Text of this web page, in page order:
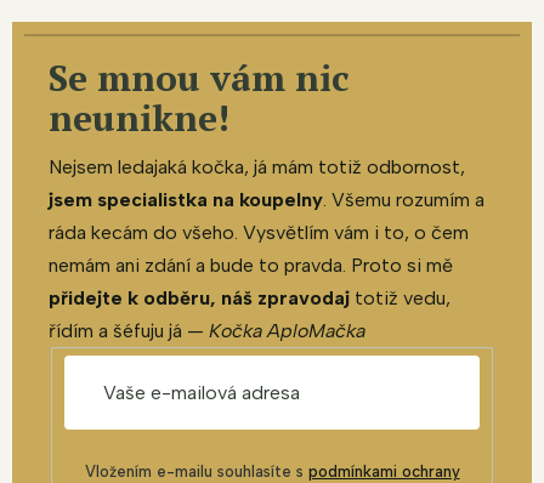
Se mnou vám nic
neunikne!
Nejsem ledajaká kočka, já mám totiž odbornost,
jsem specialistka na koupelny. Všemu rozumím a
ráda kecám do všeho. Vysvětlím vám i to, o čem
nemám ani zdání a bude to pravda. Proto si mě
přidejte k odběru, náš zpravodaj totiž vedu,
řídím a šéfuju já — Kočka AploMačka
Vložením e-mailu souhlasíte s podmínkami ochrany